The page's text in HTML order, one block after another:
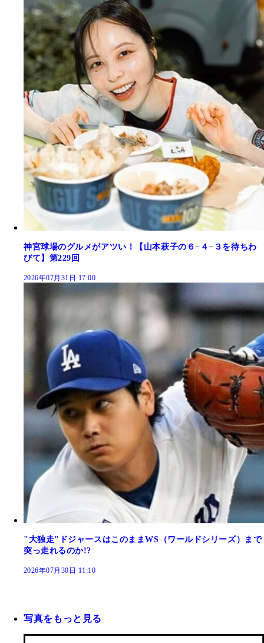
神宮球場のグルメがアツい！【山本萩子の６−４−３を待ちわ
びて】第229回
2026年07月31日 17:00
"大独走"ドジャースはこのままWS（ワールドシリーズ）まで
突っ走れるのか!?
2026年07月30日 11:10
写真をもっと見る